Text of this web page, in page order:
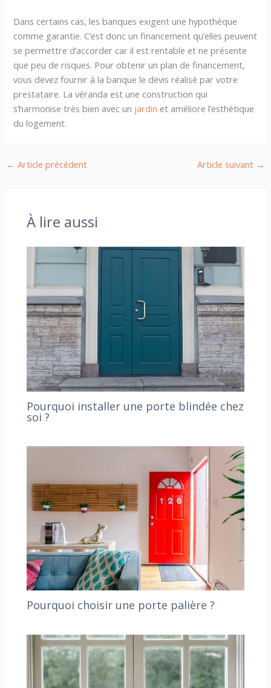
Dans certains cas, les banques exigent une hypothèque
comme garantie. C’est donc un financement qu’elles peuvent
se permettre d’accorder car il est rentable et ne présente
que peu de risques. Pour obtenir un plan de financement,
vous devez fournir à la banque le devis réalisé par votre
prestataire. La véranda est une construction qui
s’harmonise très bien avec un jardin et améliore l’esthétique
du logement.
← Article précédent Article suivant →
À lire aussi
Pourquoi installer une porte blindée chez
soi ?
Pourquoi choisir une porte palière ?